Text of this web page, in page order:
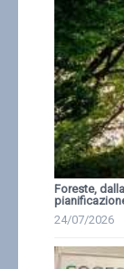
Foreste,
24/07/2026